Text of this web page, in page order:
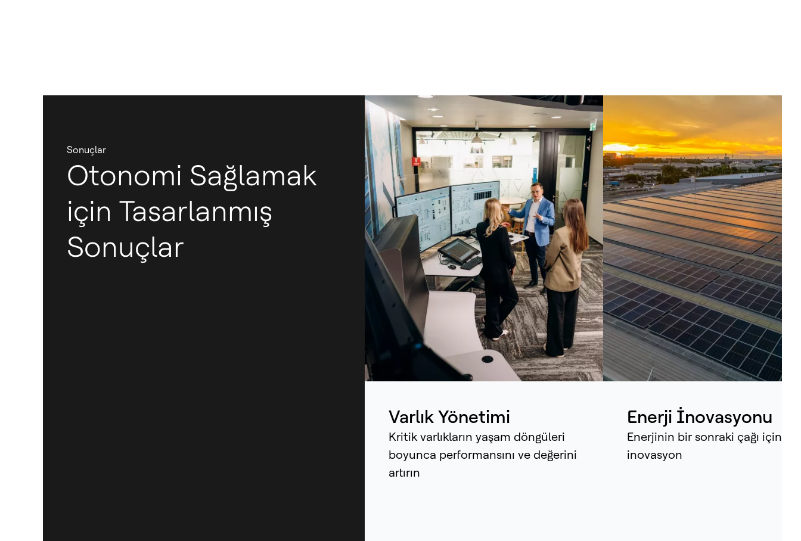
Harekete geçen
zekâ.
Dünya genelinde, şirketler en kritik
operasyonlarını bizim teknolojilerimizle
yürütüyor. Bugün, bunların içindeki
zekâdan yararlanarak, tekil varlıkları
sürekli öğrenen, uyum sağlayan ve insan
potansiyelini artıran senkronize
Sonuçlar
Otonomi Sağlamak
için Tasarlanmış
Sonuçlar
Varlık Yönetimi
Kritik varlıkların yaşam döngüleri
boyunca performansını ve değerini
artırın
Enerji İnovasyonu
Enerjinin bir sonraki çağı için
inovasyon